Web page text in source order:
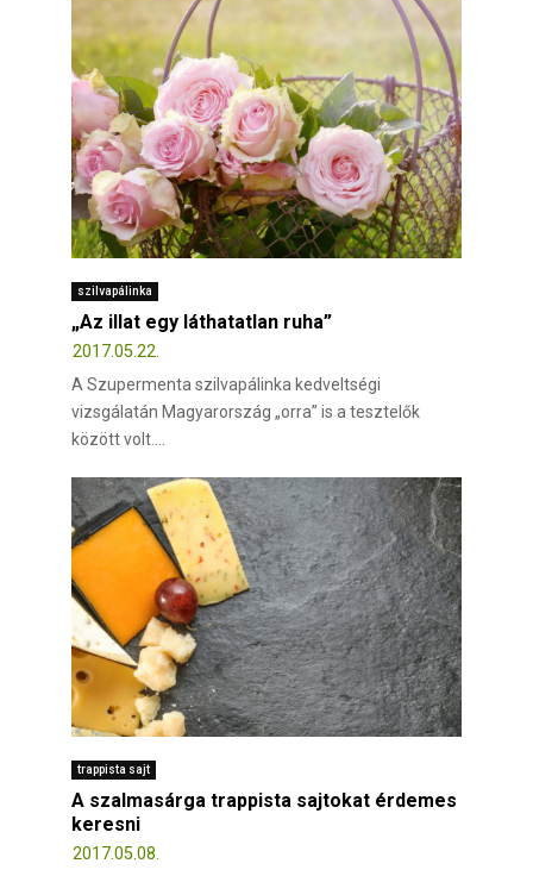
szilvapálinka
„Az illat egy láthatatlan ruha”
2017.05.22.
A Szupermenta szilvapálinka kedveltségi
vizsgálatán Magyarország „orra” is a tesztelők
között volt....
trappista sajt
A szalmasárga trappista sajtokat érdemes
keresni
2017.05.08.